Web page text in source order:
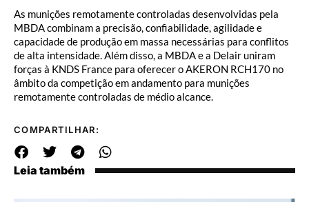
As munições remotamente controladas desenvolvidas pela
MBDA combinam a precisão, confiabilidade, agilidade e
capacidade de produção em massa necessárias para conflitos
de alta intensidade. Além disso, a MBDA e a Delair uniram
forças à KNDS France para oferecer o AKERON RCH170 no
âmbito da competição em andamento para munições
remotamente controladas de médio alcance.
COMPARTILHAR:
Leia também